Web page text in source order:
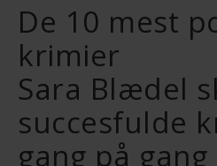
De 10 mest
krimier
Sara Blædel
succesfulde
gang på gang